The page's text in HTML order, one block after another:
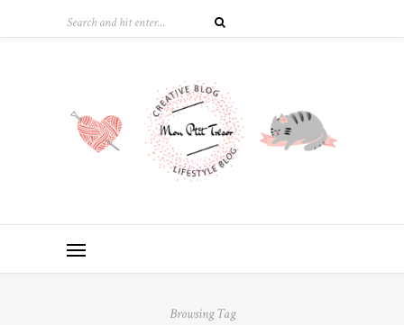
Browsing Tag